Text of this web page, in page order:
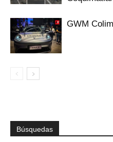
GWM
Búsquedas